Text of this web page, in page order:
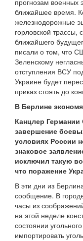
прогнозам военных
ближайшее время.
железнодорожные
горловской трассы,
ближайшего
писали о том, что
Зеленскому
отступления ВСУ
Украине будет
приказ стоять до
В Берлине
Канцлер
завершение
условиях России
знаковое
исключил такую
что поражение
В эти дни из
сообщение. В
часы из
на этой неделе
состоянии
импортировать